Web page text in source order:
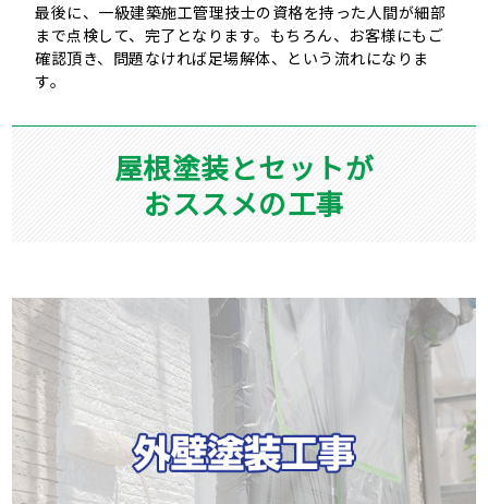
最後に、一級建築施工管理技士の資格を持った人間が細部
まで点検して、完了となります。もちろん、お客様にもご
確認頂き、問題なければ足場解体、という流れになりま
す。
屋根塗装とセットが
おススメの工事